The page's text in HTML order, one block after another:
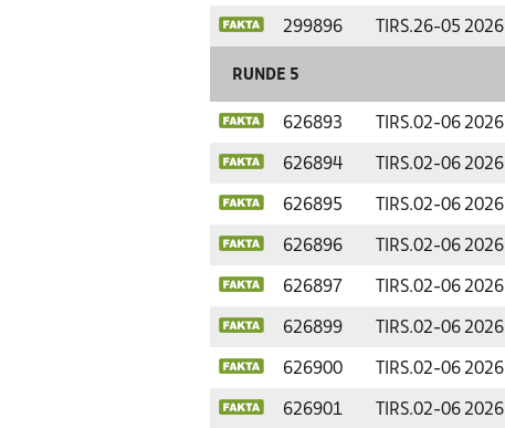
299896 TIRS.26-05 2026
RUNDE 5
626893 TIRS.02-06 2026
626894 TIRS.02-06 2026
626895 TIRS.02-06 2026
626896 TIRS.02-06 2026
626897 TIRS.02-06 2026
626899 TIRS.02-06 2026
626900 TIRS.02-06 2026
626901 TIRS.02-06 2026